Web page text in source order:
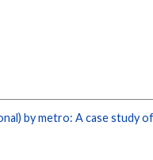
by metro: A case study